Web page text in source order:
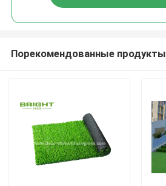
Порекомендованные продукты